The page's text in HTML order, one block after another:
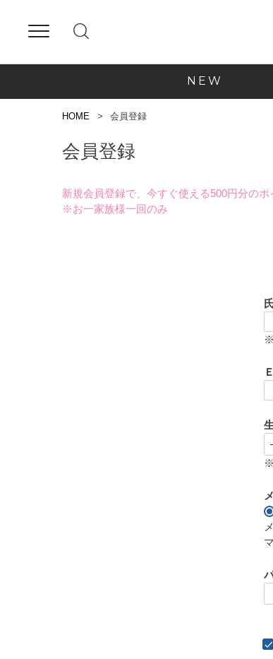
NEW
HOME 会員登録
会員登録
新規会員登録で、今すぐ使える500円分のポ
※お一家族様一回のみ